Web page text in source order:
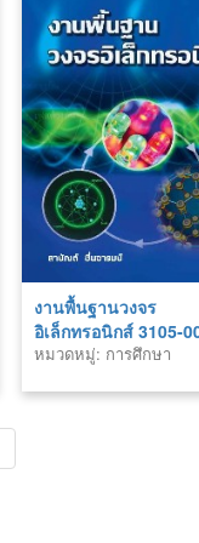
งานพื้นฐานวงจร
อิเล็กทรอนิกส์ 3105-
หมวดหมู่: การศึกษา